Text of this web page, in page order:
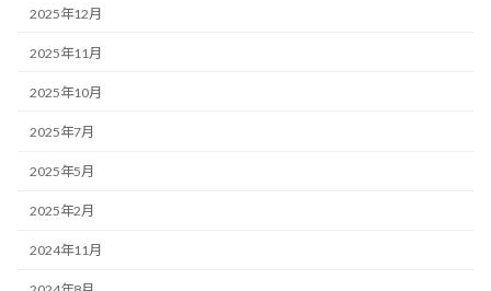
2025年12月
2025年11月
2025年10月
2025年7月
2025年5月
2025年2月
2024年11月